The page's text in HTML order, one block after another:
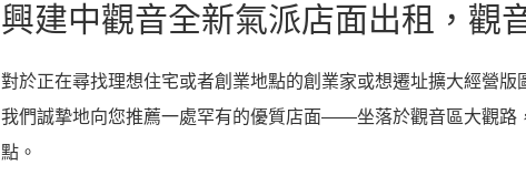
興建中觀音全新氣派店面出租，觀
對於正在尋找理想住宅或者創業地點的創業家或想遷址擴大經營
我們誠摯地向您推薦一處罕有的優質店面——坐落於觀音區大觀路
點。